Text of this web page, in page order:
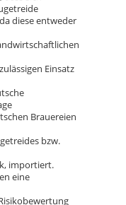
diese entweder
Einsatz
Brauereien
bzw.
importiert.
eine